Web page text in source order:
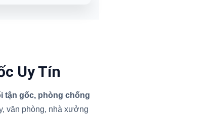
Uy Tín
tận gốc, phòng chống
văn phòng, nhà xưởng